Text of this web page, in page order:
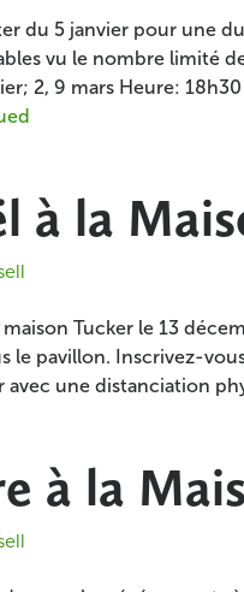
du 5 janvier pour une
vu le nombre limité
2, 9 mars Heure:
à la
maison Tucker le 13
le pavillon. Inscrivez-
avec une distanciation
à la